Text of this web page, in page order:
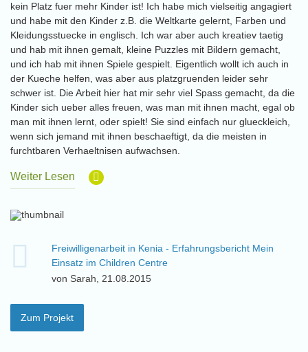
kein Platz fuer mehr Kinder ist! Ich habe mich vielseitig angagiert
und habe mit den Kinder z.B. die Weltkarte gelernt, Farben und
Kleidungsstuecke in englisch. Ich war aber auch kreatiev taetig
und hab mit ihnen gemalt, kleine Puzzles mit Bildern gemacht,
und ich hab mit ihnen Spiele gespielt. Eigentlich wollt ich auch in
der Kueche helfen, was aber aus platzgruenden leider sehr
schwer ist. Die Arbeit hier hat mir sehr viel Spass gemacht, da die
Kinder sich ueber alles freuen, was man mit ihnen macht, egal ob
man mit ihnen lernt, oder spielt! Sie sind einfach nur glueckleich,
wenn sich jemand mit ihnen beschaeftigt, da die meisten in
furchtbaren Verhaeltnisen aufwachsen.
Weiter Lesen
Freiwilligenarbeit in Kenia - Erfahrungsbericht Mein
Einsatz im Children Centre
von Sarah, 21.08.2015
Zum Projekt